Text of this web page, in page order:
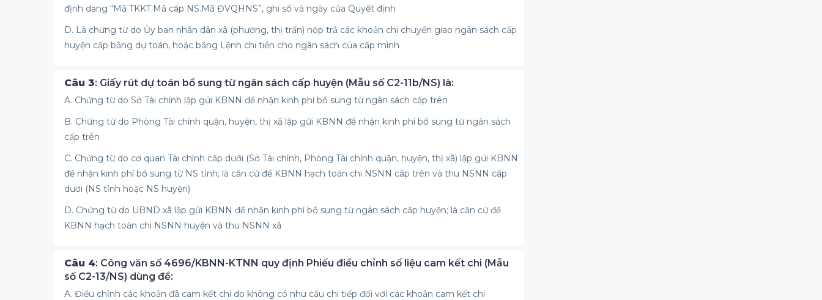
định dạng “Mã TKKT.Mã cấp NS.Mã ĐVQHNS”, ghi số và ngày của Quyết định
D. Là chứng từ do Ủy ban nhân dân xã (phường, thị trấn) nộp trả các khoản chi chuyển giao ngân sách cấp
huyện cấp bằng dự toán, hoặc bằng Lệnh chi tiền cho ngân sách của cấp mình
Câu 3: Giấy rút dự toán bổ sung từ ngân sách cấp huyện (Mẫu số C2-11b/NS) là:
A. Chứng từ do Sở Tài chính lập gửi KBNN để nhận kinh phí bổ sung từ ngân sách cấp trên
B. Chứng từ do Phòng Tài chính quận, huyện, thị xã lập gửi KBNN để nhận kinh phí bổ sung từ ngân sách
cấp trên
C. Chứng từ do cơ quan Tài chính cấp dưới (Sở Tài chính, Phòng Tài chính quận, huyện, thị xã) lập gửi KBNN
để nhận kinh phí bổ sung từ NS tỉnh; là căn cứ để KBNN hạch toán chi NSNN cấp trên và thu NSNN cấp
dưới (NS tỉnh hoặc NS huyện)
D. Chứng từ do UBND xã lập gửi KBNN để nhận kinh phí bổ sung từ ngân sách cấp huyện; là căn cứ để
KBNN hạch toán chi NSNN huyện và thu NSNN xã
Câu 4: Công văn số 4696/KBNN-KTNN quy định Phiếu điều chỉnh số liệu cam kết chi (Mẫu
số C2-13/NS) dùng để:
A. Điều chỉnh các khoản đã cam kết chi do không có nhu cầu chi tiếp đối với các khoản cam kết chi